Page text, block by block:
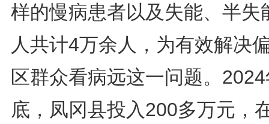
样的慢病患者以及失能、半失
人共计4万余人，为有效解决
区群众看病远这一问题。
底，凤冈县投入200多万元，